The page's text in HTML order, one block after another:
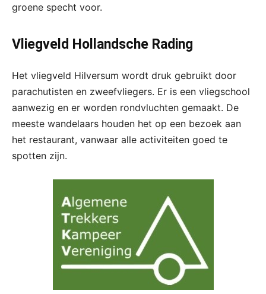
groene specht voor.
Vliegveld Hollandsche Rading
Het vliegveld Hilversum wordt druk gebruikt door
parachutisten en zweefvliegers. Er is een vliegschool
aanwezig en er worden rondvluchten gemaakt. De
meeste wandelaars houden het op een bezoek aan
het restaurant, vanwaar alle activiteiten goed te
spotten zijn.